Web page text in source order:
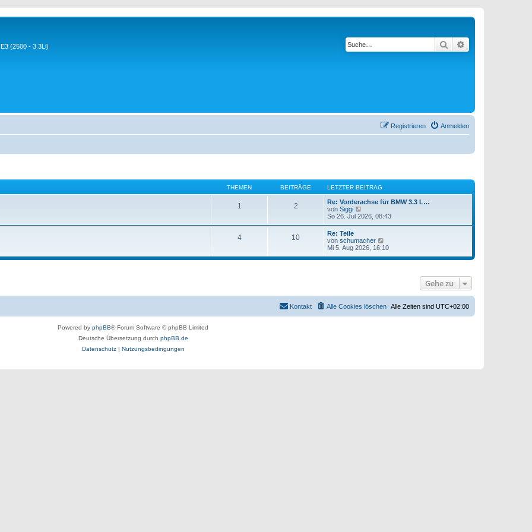
(2500 - 3.3Li) Suche
Anmelden
Registrieren
THEMEN BEITRÄGE LETZTER BEITRAG
1 2
Re: Vorderachse für BMW 3.3 L…
von Siggi
e
t
e
r
g
So 26. Jul 2026, 08:43
4 10
Re: Teile
von schumacher
e
e
B
e
i
t
Mi 5. Aug 2026, 16:10
Gehe zu
Alle Zeiten sind UTC+02:00
Alle Cookies löschen
Kontakt
Powered by phpBB® Forum Software © phpBB Limited
Deutsche Übersetzung durch phpBB.de
Datenschutz| Nutzungsbedingungen